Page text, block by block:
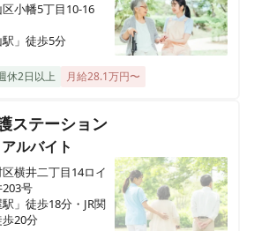
＊夜勤専従非常勤＊日数相談OK◎
）
＊日勤のみ＊有給消化率100％◎賞
ロ◎ゆったり向き合う看護ができ
小幡5丁目10-16
」徒歩5分
休2日以上 月給28.1万円〜
ステーション
ルバイト
横井二丁目14ロイ
号
」徒歩18分・JR関
20分